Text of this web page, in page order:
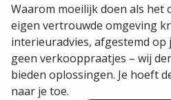
Waarom moeilijk doen als het
eigen vertrouwde omgeving
interieuradvies, afgestemd op
geen verkooppraatjes – wij
bieden oplossingen. Je hoeft
naar je toe.